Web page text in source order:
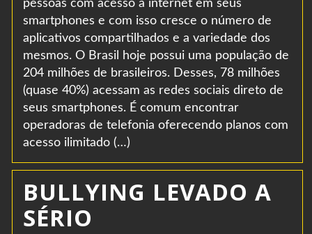
pessoas com acesso à internet em seus
smartphones e com isso cresce o número de
aplicativos compartilhados e a variedade dos
mesmos. O Brasil hoje possui uma população de
204 milhões de brasileiros. Desses, 78 milhões
(quase 40%) acessam as redes sociais direto de
seus smartphones. É comum encontrar
operadoras de telefonia oferecendo planos com
acesso ilimitado (…)
BULLYING LEVADO A
SÉRIO